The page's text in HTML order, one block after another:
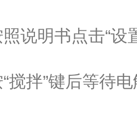
明书点击“设置
拌”键后等待电